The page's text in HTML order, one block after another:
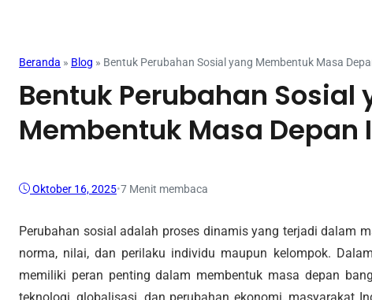
Beranda » Blog » Bentuk Perubahan Sosial yang Membentuk Masa
Bentuk Perubahan Sosial
Membentuk Masa Depan
Oktober 16, 2025•7 Menit membaca
Perubahan sosial adalah proses dinamis yang terjadi dalam
norma, nilai, dan perilaku individu maupun kelompok.
memiliki peran penting dalam membentuk masa depan
teknologi, globalisasi, dan perubahan ekonomi, masyarakat